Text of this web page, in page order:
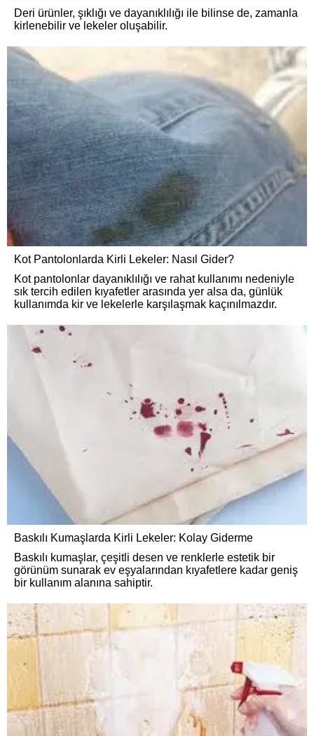
Deri ürünler, şıklığı ve dayanıklılığı ile bilinse de, zamanla
kirlenebilir ve lekeler oluşabilir.
Kot Pantolonlarda Kirli Lekeler: Nasıl Gider?
Kot pantolonlar dayanıklılığı ve rahat kullanımı nedeniyle
sık tercih edilen kıyafetler arasında yer alsa da, günlük
kullanımda kir ve lekelerle karşılaşmak kaçınılmazdır.
Baskılı Kumaşlarda Kirli Lekeler: Kolay Giderme
Baskılı kumaşlar, çeşitli desen ve renklerle estetik bir
görünüm sunarak ev eşyalarından kıyafetlere kadar geniş
bir kullanım alanına sahiptir.